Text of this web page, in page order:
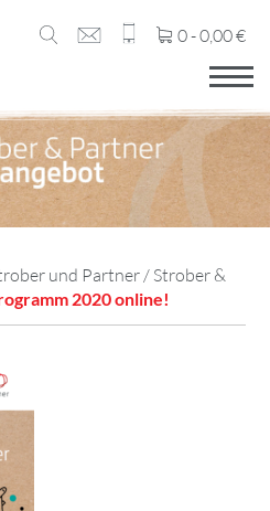
0 -0,00€
und Partner/ Strober &
2020 online!